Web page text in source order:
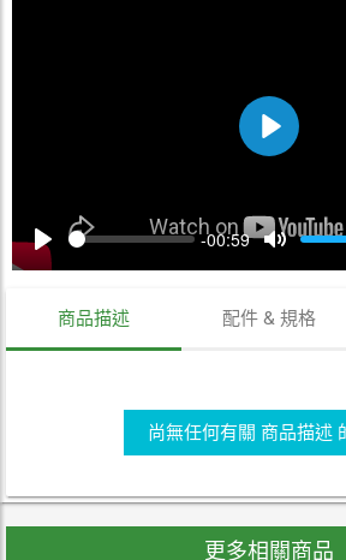
Play
Play
Seek -00:59
Mute
商品描述 配件 & 規格
尚無任何有關 商品描述
更多相關商品